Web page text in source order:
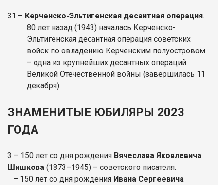
31 – Керченско-Эльтигенская десантная операция.
80 лет назад (1943) началась Керченско-
Эльтигенская десантная операция советских
войск по овладению Керченским полуостровом
– одна из крупнейших десантных операций
Великой Отечественной войны (завершилась 11
декабря).
ЗНАМЕНИТЫЕ ЮБИЛЯРЫ 2023
ГОДА
3 – 150 лет со дня рождения Вячеслава Яковлевича
Шишкова (1873–1945) – советского писателя.
– 150 лет со дня рождения Ивана Сергеевича